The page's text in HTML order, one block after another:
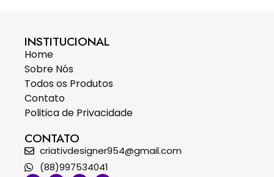
INSTITUCIONAL
Home
Sobre Nós
Todos os Produtos
Contato
Politica de Privacidade
CONTATO
criativdesigner954@gmail.com
(88)997534041